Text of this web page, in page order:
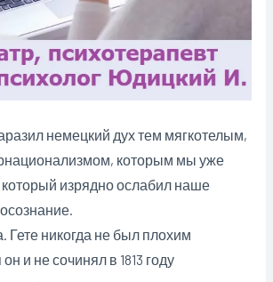
немецкий дух тем мягкотелым,
которым мы уже
изрядно ослабил наше
Гете никогда не был плохим
и не сочинял в 1813 году